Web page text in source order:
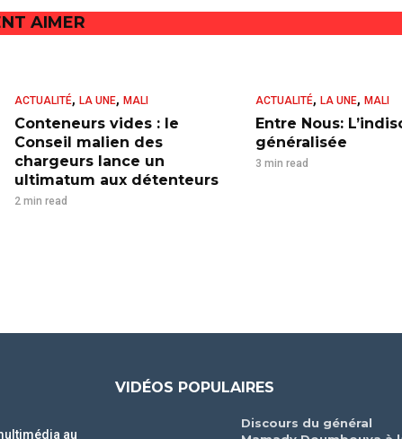
AIMER
ACTUALITÉ, LA UNE, MALI
Conteneurs vides : le
Conseil malien des
chargeurs lance un
ultimatum aux détenteurs
2 min read
ACTUALITÉ, LA UNE, MALI
Entre Nous:
généralisée
3 min read
au
VIDÉOS POPULAIRES
Discours du général